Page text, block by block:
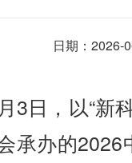
日期：2026-
3日，以“新
承办的2026